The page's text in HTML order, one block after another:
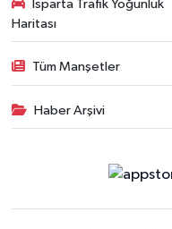
Isparta Trafik Yoğunluk
Haritası
Tüm Manşetler
Haber Arşivi